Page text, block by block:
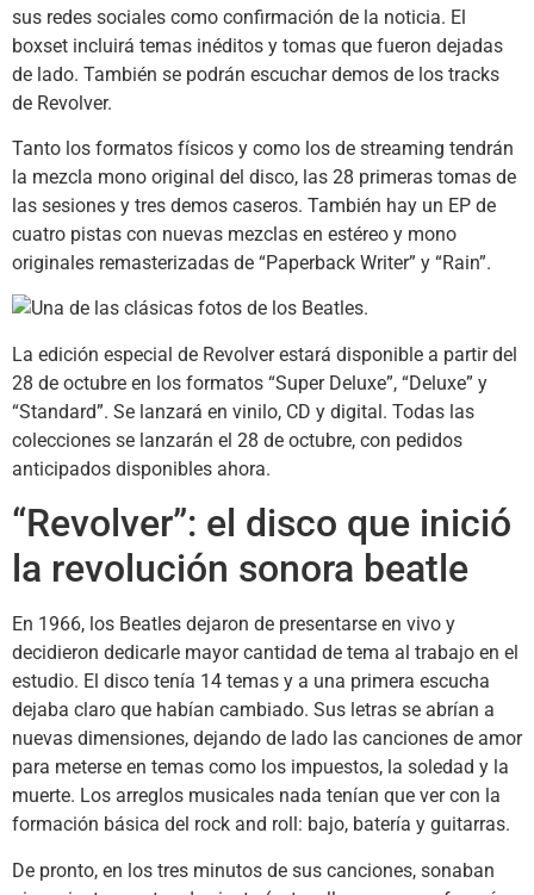
sus redes sociales como confirmación de la noticia. El
boxset incluirá temas inéditos y tomas que fueron dejadas
de lado. También se podrán escuchar demos de los tracks
de Revolver.
Tanto los formatos físicos y como los de streaming tendrán
la mezcla mono original del disco, las 28 primeras tomas de
las sesiones y tres demos caseros. También hay un EP de
cuatro pistas con nuevas mezclas en estéreo y mono
originales remasterizadas de “Paperback Writer” y “Rain”.
La edición especial de Revolver estará disponible a partir del
28 de octubre en los formatos “Super Deluxe”, “Deluxe” y
“Standard”. Se lanzará en vinilo, CD y digital. Todas las
colecciones se lanzarán el 28 de octubre, con pedidos
anticipados disponibles ahora.
“Revolver”: el disco que inició
la revolución sonora beatle
En 1966, los Beatles dejaron de presentarse en vivo y
decidieron dedicarle mayor cantidad de tema al trabajo en el
estudio. El disco tenía 14 temas y a una primera escucha
dejaba claro que habían cambiado. Sus letras se abrían a
nuevas dimensiones, dejando de lado las canciones de amor
para meterse en temas como los impuestos, la soledad y la
muerte. Los arreglos musicales nada tenían que ver con la
formación básica del rock and roll: bajo, batería y guitarras.
De pronto, en los tres minutos de sus canciones, sonaban